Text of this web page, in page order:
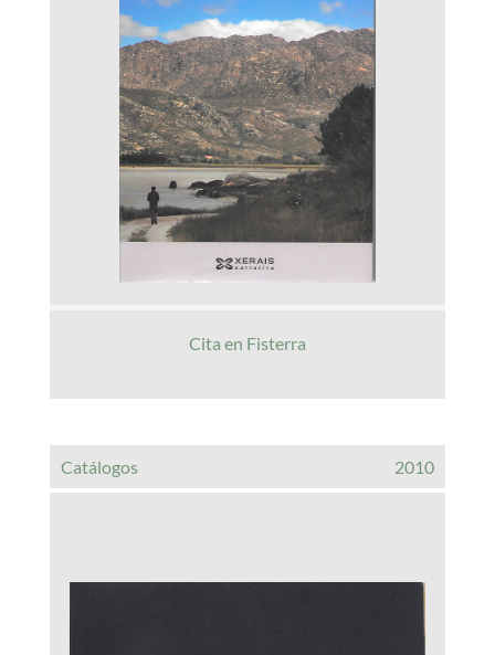
Cita en Fisterra
Catálogos 2010